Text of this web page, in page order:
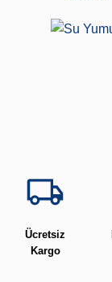
Ücretsiz
Kargo